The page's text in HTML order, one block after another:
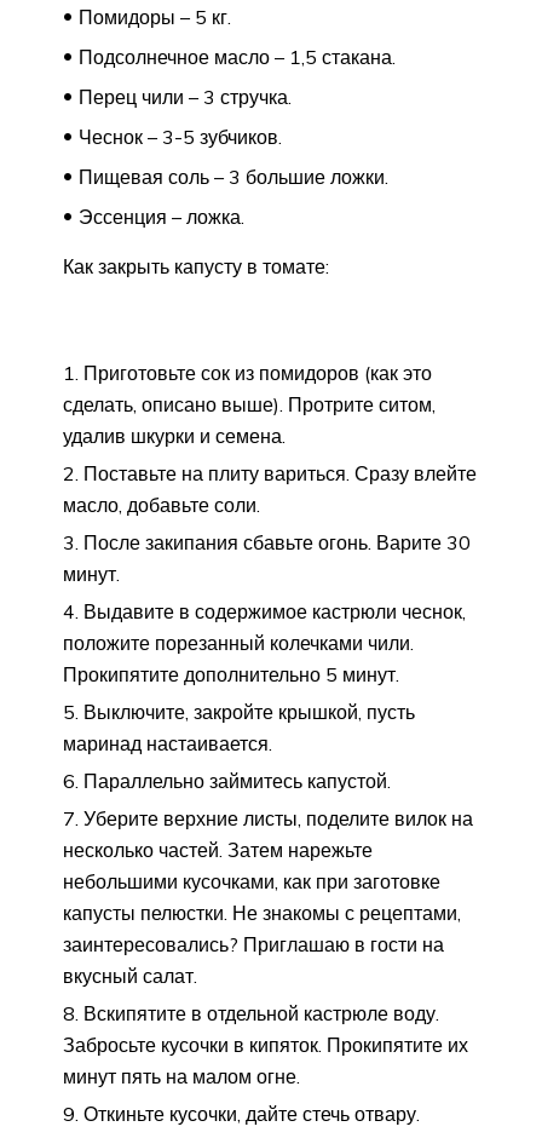
Помидоры – 5 кг.
Подсолнечное масло – 1,5 стакана.
Перец чили – 3 стручка.
Чеснок – 3-5 зубчиков.
Пищевая соль – 3 большие ложки.
Эссенция – ложка.
Как закрыть капусту в томате:
Приготовьте сок из помидоров (как это
сделать, описано выше). Протрите ситом,
удалив шкурки и семена.
Поставьте на плиту вариться. Сразу влейте
масло, добавьте соли.
После закипания сбавьте огонь. Варите 30
минут.
Выдавите в содержимое кастрюли чеснок,
положите порезанный колечками чили.
Прокипятите дополнительно 5 минут.
Выключите, закройте крышкой, пусть
маринад настаивается.
Параллельно займитесь капустой.
Уберите верхние листы, поделите вилок на
несколько частей. Затем нарежьте
небольшими кусочками, как при заготовке
капусты пелюстки. Не знакомы с рецептами,
заинтересовались? Приглашаю в гости на
вкусный салат.
Вскипятите в отдельной кастрюле воду.
Забросьте кусочки в кипяток. Прокипятите их
минут пять на малом огне.
Откиньте кусочки, дайте стечь отвару.